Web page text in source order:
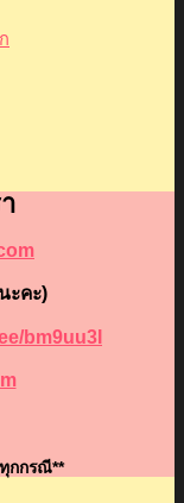
ะคะ)
bm9uu3I
กกรณี**